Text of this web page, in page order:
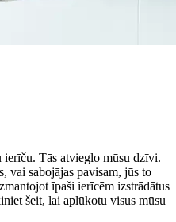
Tās atvieglo mūsu dzīvi.
vai sabojājas pavisam, jūs to
īpaši ierīcēm izstrādātus
šeit, lai aplūkotu visus mūsu